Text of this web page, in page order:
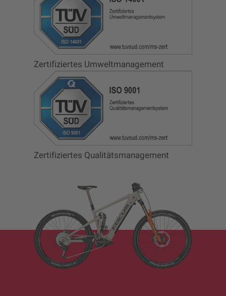
Zertifiziertes Umweltmanagement
Zertifiziertes Qualitätsmanagement